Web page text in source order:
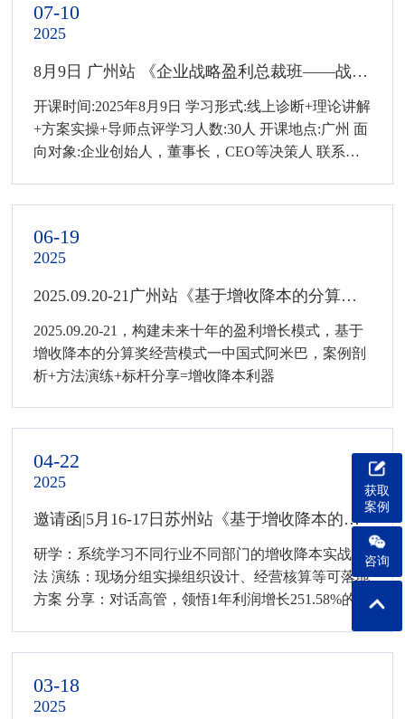
统战部副部长、工商联党组书记尚芳
钢老师，汇工轴承焦董事长、财务总
监苗总，以及近50位来自洛阳市乃至
全国各地的企业家朋友共同出席了本
次培训课程，大家齐聚一堂，共探传
统制造企业在新规划背景下的发展之
07-10
2025
8月9日 广州站 《企业战略盈利总裁班——战略聚焦 破局生存》
开课时间:2025年8月9日 学习形式:线上诊断+理论讲解
+方案实操+导师点评学习人数:30人 开课地点:广州 面
向对象:企业创始人，董事长，CEO等决策人 联系方
06-19
2025
2025.09.20-21广州站《基于增收降本的分算奖经营模式——中国式阿米巴+标杆交流》火热招生中！
2025.09.20-21，构建未来十年的盈利增长模式，基于
增收降本的分算奖经营模式一中国式阿米巴，案例剖
析+方法演练+标杆分享=增收降本利器
04-22
2025
邀请函|5月16-17日苏州站《基于增收降本的分算奖经营模式》课程开始招生啦！
研学：系统学习不同行业不同部门的增收降本实战解
法 演练：现场分组实操组织设计、经营核算等可落地
方案 分享：对话高管，领悟1年利润增长251.58%的实
03-18
2025
获取
案例
咨询